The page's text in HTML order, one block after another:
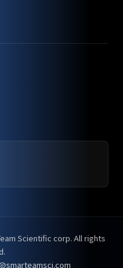
Scientific corp. All rights